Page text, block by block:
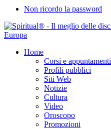
Non ricordo la password
Home
Corsi e appuntamenti
Profili pubblici
Siti Web
Notizie
Cultura
Video
Oroscopo
Promozioni